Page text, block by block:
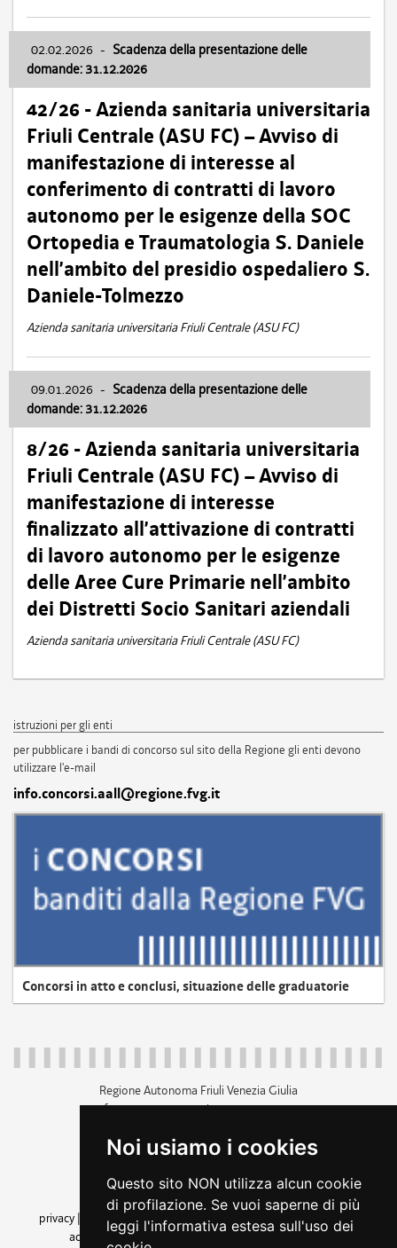
Noi usiamo i cookies
Questo sito NON utilizza alcun cookie
di profilazione. Se vuoi saperne di più
leggi l'informativa estesa sull'uso dei
02.02.2026 - Scadenza della presentazione delle
domande: 31.12.2026
42/26 - Azienda sanitaria universitaria
Friuli Centrale (ASU FC) – Avviso di
manifestazione di interesse al
conferimento di contratti di lavoro
autonomo per le esigenze della SOC
Ortopedia e Traumatologia S. Daniele
nell’ambito del presidio ospedaliero S.
Daniele-Tolmezzo
Azienda sanitaria universitaria Friuli Centrale (ASU FC)
09.01.2026 - Scadenza della presentazione delle
domande: 31.12.2026
8/26 - Azienda sanitaria universitaria
Friuli Centrale (ASU FC) – Avviso di
manifestazione di interesse
finalizzato all’attivazione di contratti
di lavoro autonomo per le esigenze
delle Aree Cure Primarie nell’ambito
dei Distretti Socio Sanitari aziendali
Azienda sanitaria universitaria Friuli Centrale (ASU FC)
istruzioni per gli enti
per pubblicare i bandi di concorso sul sito della Regione gli enti devono
utilizzare l'e-mail
info.concorsi.aall@regione.fvg.it
Concorsi in atto e conclusi, situazione delle graduatorie
Regione Autonoma Friuli Venezia Giulia
c.f. 80014930327; p.iva 00526040324
+39 040 3771111
amministrazione trasparente
privacy
cookie |note legali accessibilità
dichiarazione di
accessibilità| feedback cambio preferenze cookie